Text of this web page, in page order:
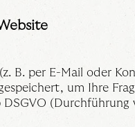
B. per E-Mail oder
um Ihre
DSGVO